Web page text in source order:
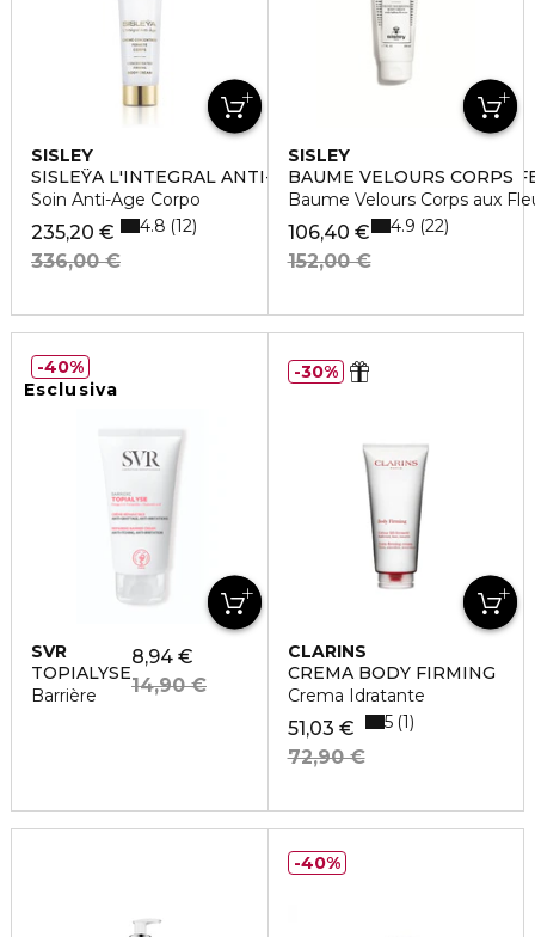
SISLEY
SISLEŸA L'INTEGRAL ANTI-ÂGE CREME CONCENTREE
Soin Anti-Age Corpo
235,20 €
336,00 €
4.8 12
SISLEY
BAUME VELOURS CORPS
Baume Velours Corps aux
106,40 €
152,00 €
4.9 22
Esclusiva
SVR
TOPIALYSE
Barrière
8,94 €
14,90 €
40%
CLARINS
CREMA BODY FIRMING
Crema Idratante
51,03 €
72,90 €
5 1
30%
40%